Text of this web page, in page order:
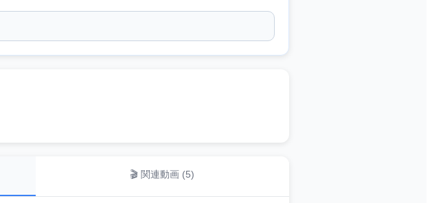
🎬 関連動画 (5)